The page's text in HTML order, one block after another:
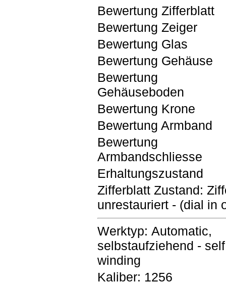
Bewertung Zifferblatt
Bewertung Zeiger
Bewertung Glas
Bewertung Gehäuse
Bewertung
Gehäuseboden
Bewertung Krone
Bewertung Armband
Bewertung
Armbandschliesse
Erhaltungszustand
Zifferblatt Zustand:
unrestauriert - (dial in
Werktyp: Automatic,
selbstaufziehend - self
winding
Kaliber: 1256